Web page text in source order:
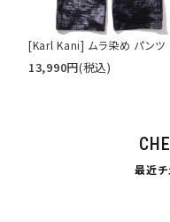
[Karl Kani] ムラ染め パンツ
13,990円(税込)
最近チ